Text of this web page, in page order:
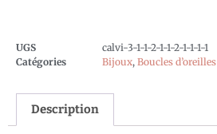
UGS
calvi-3-1-1-2-1-1-2-1-1-1-1
Catégories
Bijoux, Boucles d’oreilles
Description